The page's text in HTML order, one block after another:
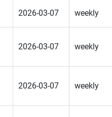
2026-03-07 weekly
2026-03-07 weekly
2026-03-07 weekly